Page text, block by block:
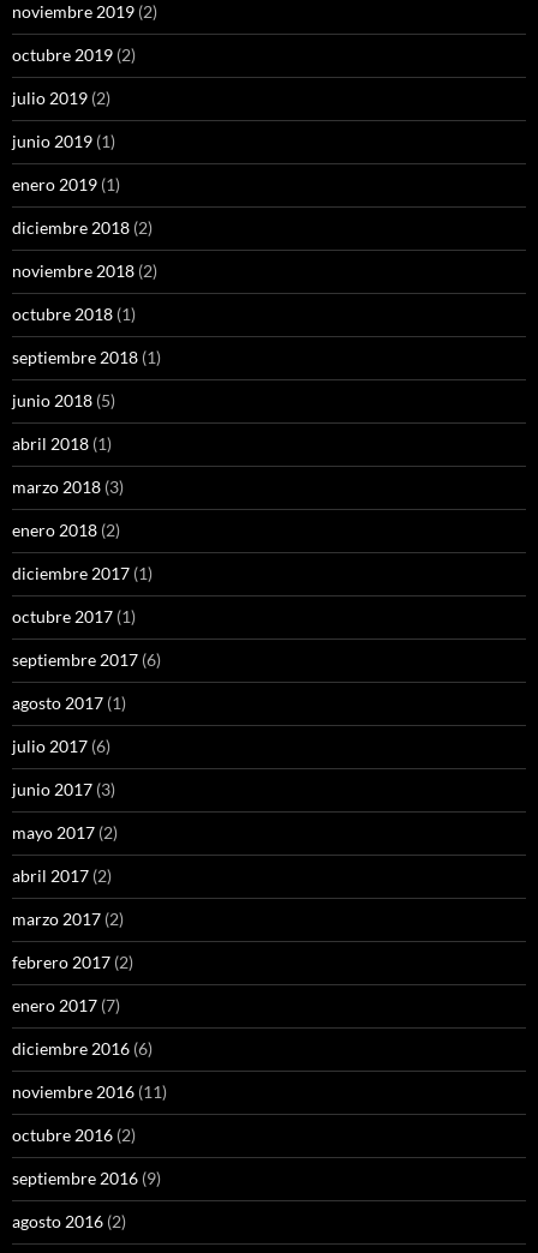
noviembre 2019 (2)
octubre 2019 (2)
julio 2019 (2)
junio 2019 (1)
enero 2019 (1)
diciembre 2018 (2)
noviembre 2018 (2)
octubre 2018 (1)
septiembre 2018 (1)
junio 2018 (5)
abril 2018 (1)
marzo 2018 (3)
enero 2018 (2)
diciembre 2017 (1)
octubre 2017 (1)
septiembre 2017 (6)
agosto 2017 (1)
julio 2017 (6)
junio 2017 (3)
mayo 2017 (2)
abril 2017 (2)
marzo 2017 (2)
febrero 2017 (2)
enero 2017 (7)
diciembre 2016 (6)
noviembre 2016 (11)
octubre 2016 (2)
septiembre 2016 (9)
agosto 2016 (2)